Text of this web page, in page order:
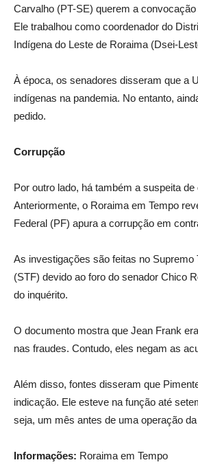
Carvalho (PT-SE) querem a
Ele trabalhou como coordenador do
Indígena do Leste de Roraima (Dsei-
À época, os senadores disseram que a
indígenas na pandemia. No entanto,
pedido.
Corrupção
Por outro lado, há também a suspeita
Anteriormente, o Roraima em Tempo
Federal (PF) apura a corrupção em
As investigações são feitas no Supremo
(STF) devido ao foro do senador Chico
do inquérito.
O documento mostra que Jean Frank
nas fraudes. Contudo, eles negam as
Além disso, fontes disseram que
indicação. Ele esteve na função até
seja, um mês antes de uma operação da
Informações: Roraima em Tempo